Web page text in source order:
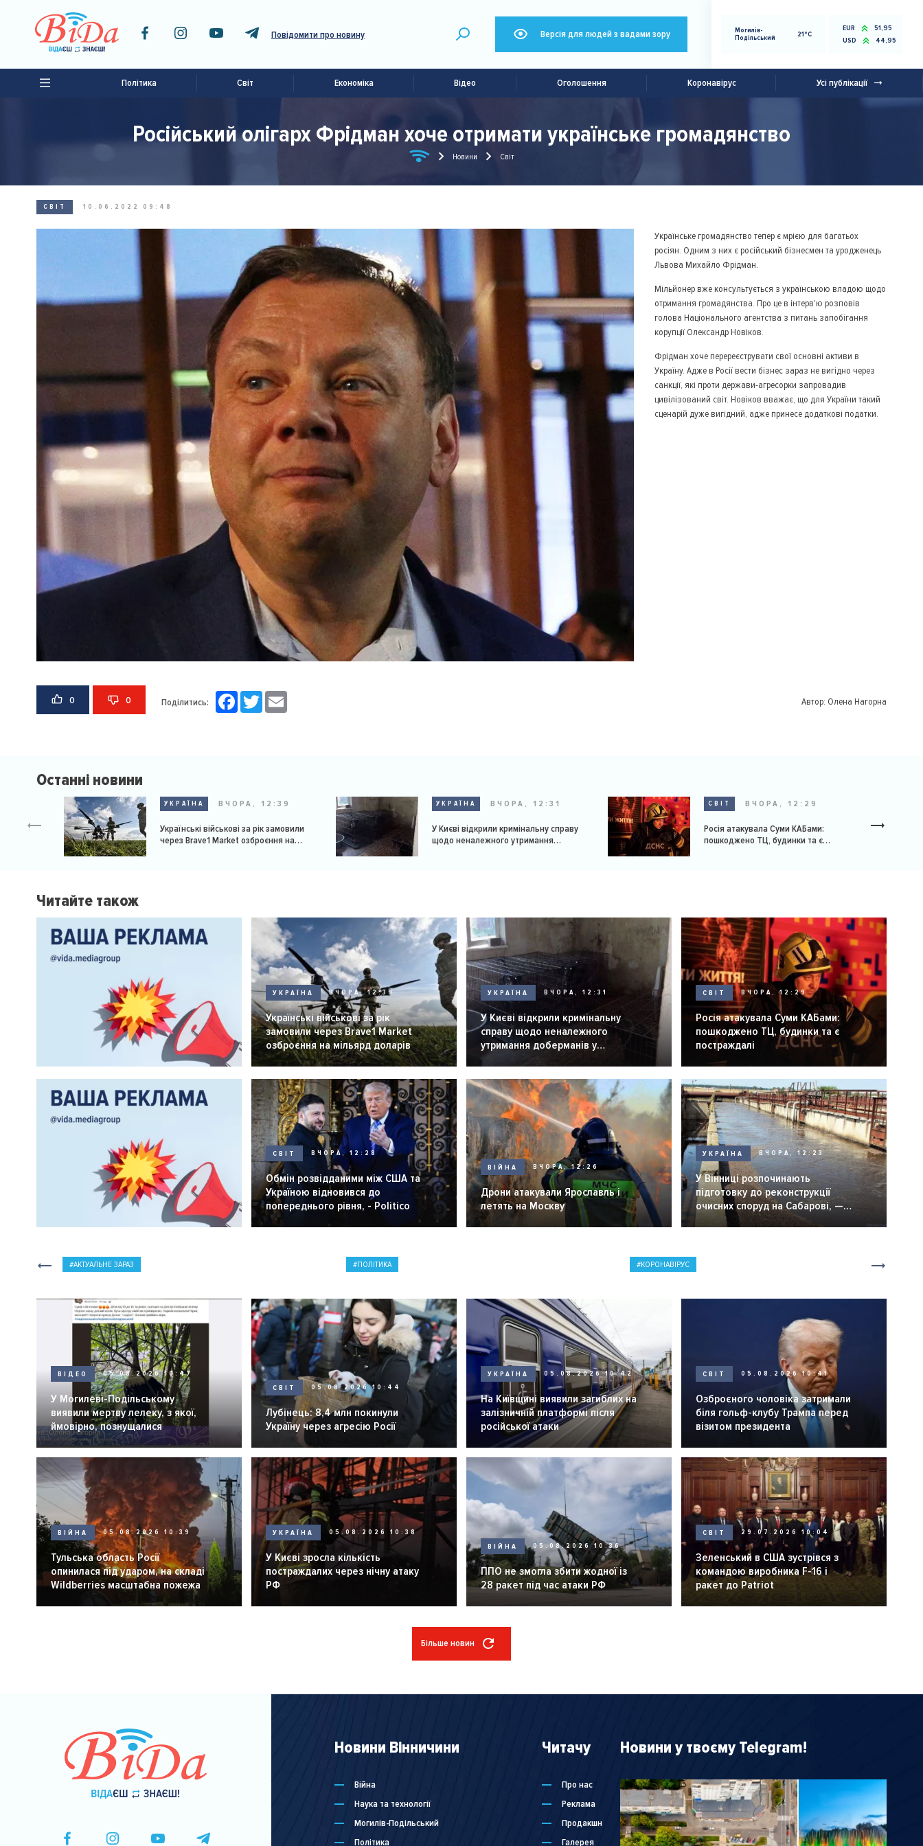
Повідомити про новину Версія для людей з вадами зору
Могилів-
Подільський
21°C
EUR
51,95
USD
44,95
Політика Світ Економіка Відео Оголошення Коронавірус Усі публікації
Російський олігарх Фрідман хоче отримати українське громадянство
Новини Світ
СВІТ 10.06.2022 09:48
Українське громадянство тепер є мрією для багатьох
росіян. Одним з них є російський бізнесмен та уродженець
Львова Михайло Фрідман.
Мільйонер вже консультується з українською владою щодо
отримання громадянства. Про це в інтерв'ю розповів
голова Національного агентства з питань запобігання
корупції Олександр Новіков.
Фрідман хоче перереєструвати свої основні активи в
Україну. Адже в Росії вести бізнес зараз не вигідно через
санкції, які проти держави-агресорки запровадив
цивілізований світ. Новіков вважає, що для України такий
сценарій дуже вигідний, адже принесе додаткові податки.
0 0 Поділитись: FacebookTwitter Автор: Олена Нагорна
Останні новини
УКРАЇНА ВЧОРА, 12:39
Українські військові за рік замовили
через Brave1 Market озброєння на
УКРАЇНА ВЧОРА, 12:31
У Києві відкрили кримінальну справу
щодо неналежного утримання
СВІТ ВЧОРА, 12:29
Росія атакувала Суми КАБами:
пошкоджено ТЦ, будинки та є
Читайте також
УКРАЇНА ВЧОРА, 12:39
Українські військові за рік
замовили через Brave1 Market
озброєння на мільярд доларів
УКРАЇНА ВЧОРА, 12:31
У Києві відкрили кримінальну
справу щодо неналежного
утримання доберманів у
розпліднику
СВІТ ВЧОРА, 12:29
Росія атакувала Суми КАБами:
пошкоджено ТЦ, будинки та є
постраждалі
СВІТ ВЧОРА, 12:28
Обмін розвідданими між США та
Україною відновився до
попереднього рівня, - Politico
ВІЙНА ВЧОРА, 12:26
Дрони атакували Ярославль і
летять на Москву
УКРАЇНА ВЧОРА, 12:23
У Вінниці розпочинають
підготовку до реконструкції
очисних споруд на Сабарові, —
мер Вінниці.
АКТУАЛЬНЕ ЗАРАЗ ПОЛІТИКА КОРОНАВІРУС
ВІДЕО 05.08.2026 10:47
У Могилеві-Подільському
виявили мертву лелеку, з якої,
ймовірно, познущалися
СВІТ 05.08.2026 10:44
Лубінець: 8,4 млн покинули
Україну через агресію Росії
УКРАЇНА 05.08.2026 10:42
На Київщині виявили загиблих на
залізничній платформі після
російської атаки
СВІТ 05.08.2026 10:41
Озброєного чоловіка затримали
біля гольф-клубу Трампа перед
візитом президента
ВІЙНА 05.08.2026 10:39
Тульська область Росії
опинилася під ударом, на складі
Wildberries масштабна пожежа
УКРАЇНА 05.08.2026 10:38
У Києві зросла кількість
постраждалих через нічну атаку
РФ
ВІЙНА 05.08.2026 10:36
ППО не змогла збити жодної із
28 ракет під час атаки РФ
СВІТ 29.07.2026 10:04
Зеленський в США зустрівся з
командою виробника F-16 і
ракет до Patriot
Більше новин
Новини Вінничини
Війна
Наука та технології
Могилів-Подільський
Політика
Читачу
Про нас
Реклама
Продакшн
Галерея
Новини у твоєму Telegram!